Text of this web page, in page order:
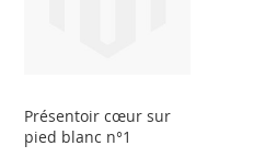
Présentoir cœur sur
pied blanc n°1